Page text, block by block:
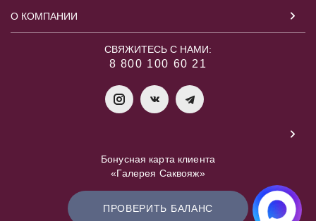
О КОМПАНИИ
СВЯЖИТЕСЬ С НАМИ:
8 800 100 60 21
Бонусная карта клиента
«Галерея Саквояж»
ПРОВЕРИТЬ БАЛАНС